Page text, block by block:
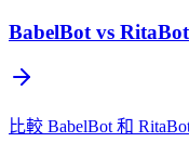
BabelBot vs RitaBot
比較 BabelBot 和